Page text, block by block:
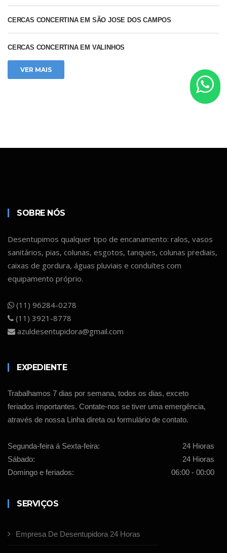
CERCAS CONCERTINA EM SÃO JOSE DOS CAMPOS
CERCAS CONCERTINA EM VALINHOS
VER MAIS
SOBRE NÓS
Desentupimos qualquer tipo de encanamento: ralos, vasos
sanitários, pias, colunas, esgotos, tanques, colunas prediais,
caixas de gordura, águas pluviais e conduítes com
equipamento próprio.
(11) 96284-0278
(11) 3921-8778
azuldesentupidora@gmail.com
EXPEDIENTE
Trabalhamos 7 dias por semana, todos os dias, exceto
feriados importantes. Contate-nos se tiver uma emergência,
através de nossa Linha direta ou formulário de contato.
Segunda-feira á Sexta-feira:
24 Hioras
Sábado:
24 Hioras
Domingo e feriados:
06:00 - 00:00
SERVIÇOS
Empresa De Desentupidora 24 Horas